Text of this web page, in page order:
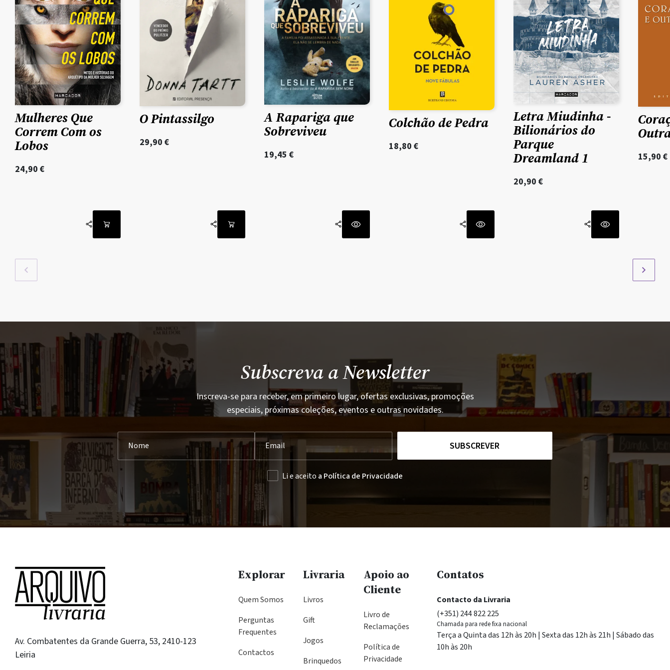
Mulheres Que
Correm Com os
Lobos
24,90 €
O Pintassilgo
29,90 €
A Rapariga que
Sobreviveu
19,45 €
Colchão de Pedra
18,80 €
Letra Miudinha -
Bilionários do
Parque
Dreamland 1
20,90 €
15,90 €
Subscreva a Newsletter
Inscreva-se para receber, em primeiro lugar, ofertas exclusivas, promoções
especiais, próximas coleções, eventos e outras novidades.
SUBSCREVER
Li e aceito a Política de Privacidade
Av. Combatentes da Grande Guerra, 53, 2410-123
Leiria
Explorar
Quem Somos
Perguntas
Frequentes
Contactos
Livraria
Livros
Gift
Jogos
Brinquedos
Apoio ao
Cliente
Livro de
Reclamações
Política de
Privacidade
Contatos
Contacto da Livraria
(+351) 244 822 225
Chamada para rede fixa nacional
Terça a Quinta das 12h às 20h | Sexta das 12h às 21h | Sábado das
10h às 20h